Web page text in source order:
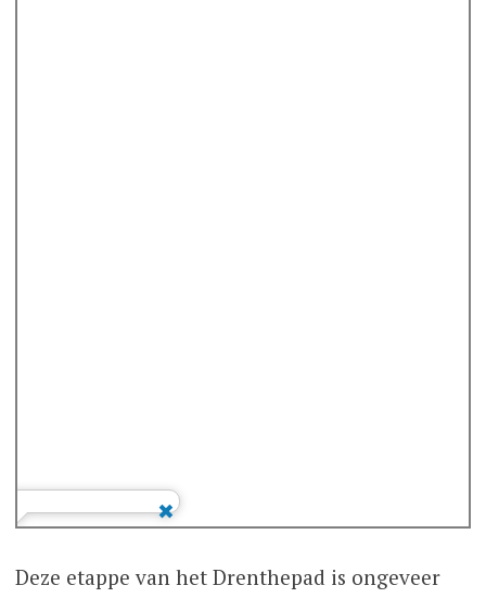
Deze etappe van het Drenthepad is ongeveer